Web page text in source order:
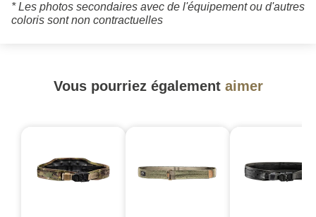
* Les photos secondaires avec de l'équipement ou d'autres
coloris sont non contractuelles
Vous pourriez également aimer